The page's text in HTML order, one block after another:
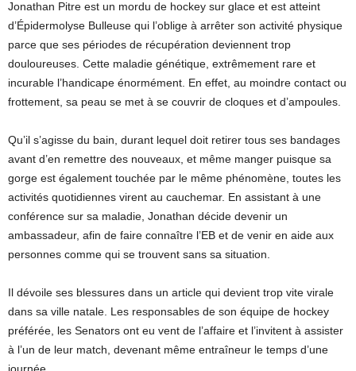
Jonathan Pitre est un mordu de hockey sur glace et est atteint
d’Épidermolyse Bulleuse qui l’oblige à arrêter son activité physique
parce que ses périodes de récupération deviennent trop
douloureuses. Cette maladie génétique, extrêmement rare et
incurable l’handicape énormément. En effet, au moindre contact ou
frottement, sa peau se met à se couvrir de cloques et d’ampoules.
Qu’il s’agisse du bain, durant lequel doit retirer tous ses bandages
avant d’en remettre des nouveaux, et même manger puisque sa
gorge est également touchée par le même phénomène, toutes les
activités quotidiennes virent au cauchemar. En assistant à une
conférence sur sa maladie, Jonathan décide devenir un
ambassadeur, afin de faire connaître l’EB et de venir en aide aux
personnes comme qui se trouvent sans sa situation.
Il dévoile ses blessures dans un article qui devient trop vite virale
dans sa ville natale. Les responsables de son équipe de hockey
préférée, les Senators ont eu vent de l’affaire et l’invitent à assister
à l’un de leur match, devenant même entraîneur le temps d’une